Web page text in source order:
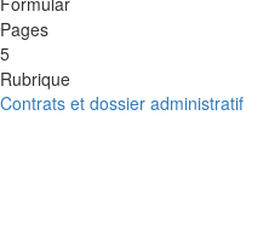
Pages
5
Rubrique
Contrats et dossier administratif